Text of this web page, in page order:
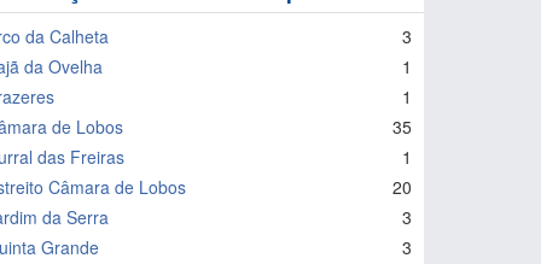
da Calheta
3
da Ovelha
1
1
de Lobos
35
das Freiras
1
Câmara de Lobos
20
da Serra
3
Grande
3